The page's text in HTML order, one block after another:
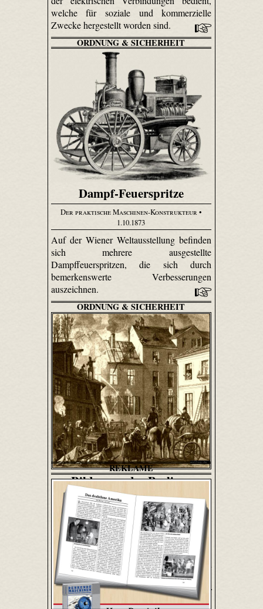
welche für soziale und kommerzielle
Zwecke hergestellt worden sind.
ORDNUNG & SICHERHEIT
Dampf-Feuerspritze
Der praktische Maschinen-Konstrukteur•
1.10.1873
Auf der Wiener Weltausstellung befinden
sich mehrere ausgestellte
Dampffeuerspritzen, die sich durch
bemerkenswerte Verbesserungen
auszeichnen.
ORDNUNG & SICHERHEIT
Bilder aus der Berliner
Feuerwehr
Daheim• 27.10.1865
Bis 1848 gehörte eine Feuersbrunst in
Berlin stets zu den tragikomischen
Ereignissen. Im Jahr 1851 schuf dann
Branddirektor Scabell die jetzige Berliner
Feuerwehr, die durch ihre Organisation
und ihre Leistungen bald einen Weltruf
erlangte.
REKLAME